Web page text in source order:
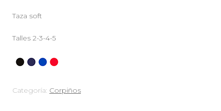
Taza soft
Talles 2-3-4-5
Categoría: Corpiños